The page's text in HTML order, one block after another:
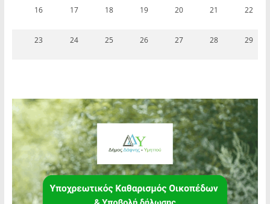
16 17 18 19 20 21 22
23 24 25 26 27 28 29